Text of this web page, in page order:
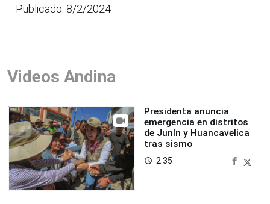
Publicado: 8/2/2024
Videos Andina
Presidenta anuncia
emergencia en distritos
de Junín y Huancavelica
tras sismo
access_time 2:35